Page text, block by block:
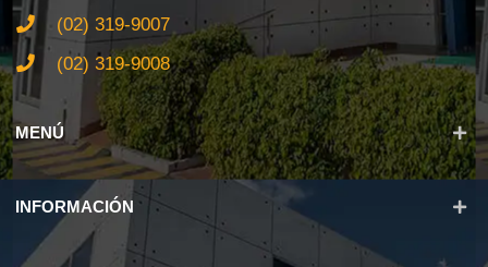
(02) 319-9007
(02) 319-9008
MENÚ
INFORMACIÓN